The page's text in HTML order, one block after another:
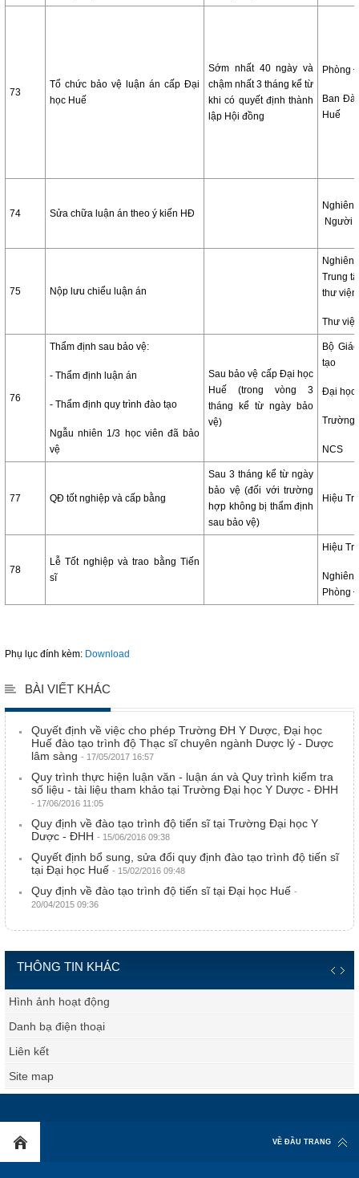
73
Tổ chức bảo vệ luận án cấp Đại
học Huế
Sớm nhất 40 ngày và
chậm nhất 3 tháng kể từ
khi có quyết định thành
lập Hội đồng
Phòng
Ban
Huế
74 Sửa chữa luận án theo ý kiến HĐ
Người
75 Nộp lưu chiểu luận án
Trung
thư viện
Thư
76
Thẩm định sau bảo vệ:
- Thẩm định luận án
- Thẩm định quy trình đào tạo
Ngẫu nhiên 1/3 học viên đã bảo
vệ
Sau bảo vệ cấp Đại học
Huế (trong vòng 3
tháng kể từ ngày bảo
vệ)
Bộ
tạo
Đại học
Trường
NCS
77 QĐ tốt nghiệp và cấp bằng
Sau 3 tháng kể từ ngày
bảo vệ (đối với trường
hợp không bị thẩm định
sau bảo vệ)
Hiệu
78
Lễ Tốt nghiệp và trao bằng Tiến
sĩ
Hiệu
Phòng
Phụ lục đính kèm: Download
BÀI VIẾT KHÁC
Quyết định về việc cho phép Trường ĐH Y Dược, Đại học
Huế đào tạo trình độ Thạc sĩ chuyên ngành Dược lý - Dược
lâm sàng - 17/05/2017 16:57
Quy trình thực hiện luận văn - luận án và Quy trình kiểm tra
số liệu - tài liệu tham khảo tại Trường Đại học Y Dược - ĐHH
- 17/06/2016 11:05
Quy định về đào tạo trình độ tiến sĩ tại Trường Đại học Y
Dược - ĐHH - 15/06/2016 09:38
Quyết định bổ sung, sửa đổi quy định đào tạo trình độ tiến sĩ
tại Đại học Huế - 15/02/2016 09:48
Quy định về đào tạo trình độ tiến sĩ tại Đại học Huế -
20/04/2015 09:36
THÔNG TIN KHÁC
Hình ảnh hoạt động
Danh bạ điện thoại
Liên kết
Site map
VỀ ĐẦU TRANG